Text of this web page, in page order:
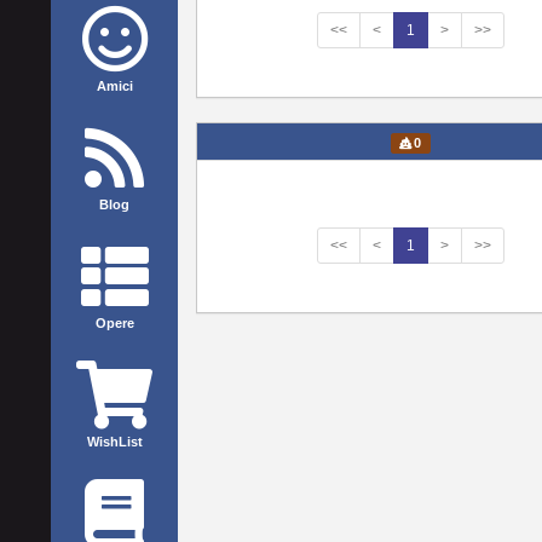
Amici
Blog
Opere
WishList
<< < 1 > >>
0
<< < 1 > >>